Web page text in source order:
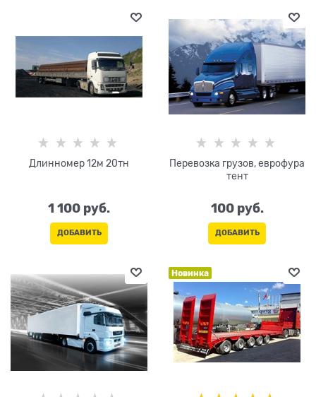
Длинномер 12м 20тн
1 100 руб.
ДОБАВИТЬ
Перевозка грузов, еврофура
тент
100 руб.
ДОБАВИТЬ
Новинка